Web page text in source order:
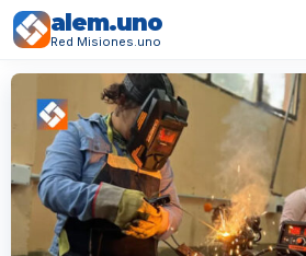
alem.uno
Red Misiones.uno